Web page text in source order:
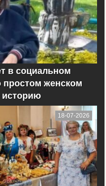
в социальном
простом женском
историю
18-07-2026